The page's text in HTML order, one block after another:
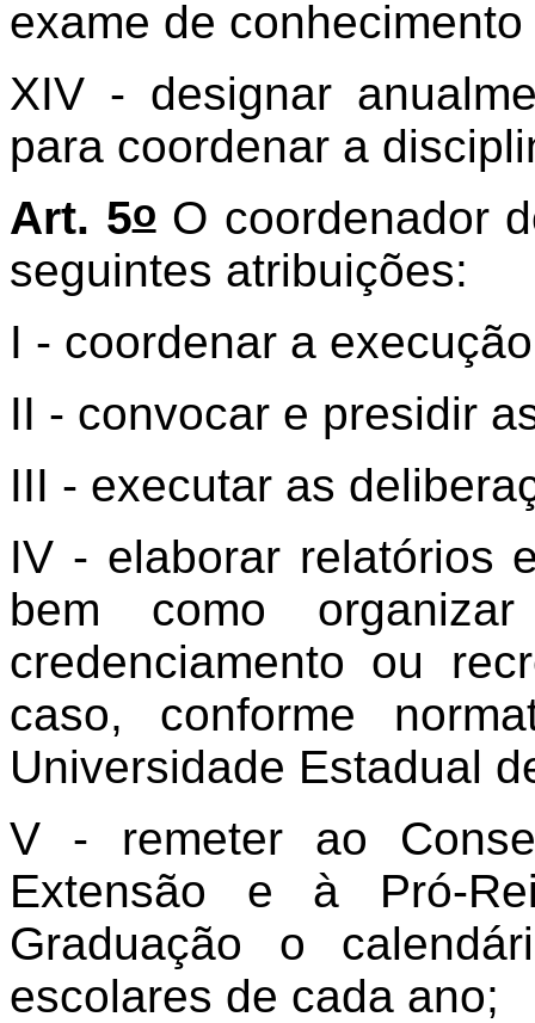
exame de
XIV - designar
para coordenar a
Art. 5o O coordenador
seguintes atribuições:
I - coordenar a
II - convocar e presidir
III - executar as
IV - elaborar relatórios
bem como
credenciamento ou
caso, conforme
Universidade Estadual
V - remeter ao
Extensão e à Pró-
Graduação o
escolares de cada ano;